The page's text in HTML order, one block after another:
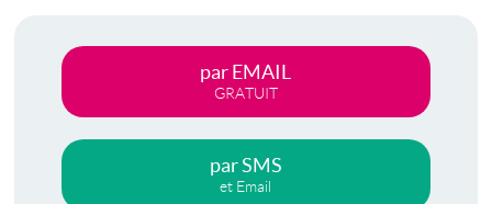
par EMAIL
GRATUIT
par SMS
et Email